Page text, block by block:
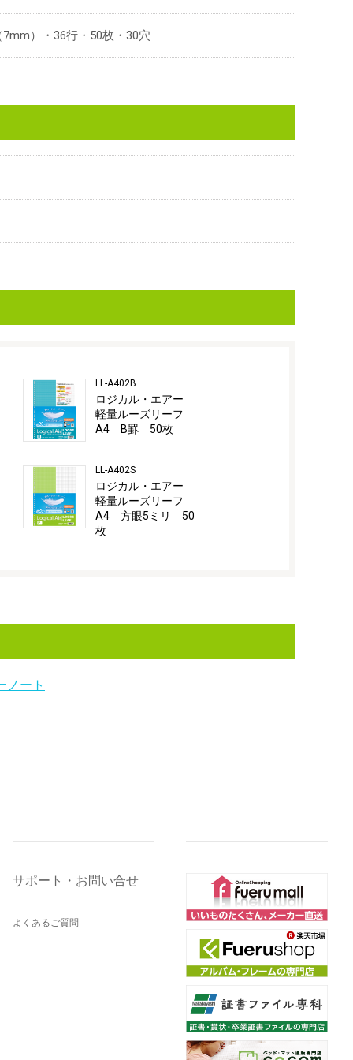
）・36行・50枚・30穴
LL-A402B
ロジカル・エアー
軽量ルーズリーフ
A4 B罫 50枚
LL-A402S
ロジカル・エアー
軽量ルーズリーフ
A4 方眼5ミリ 50
枚
ノート
サポート・お問い合せ
よくあるご質問